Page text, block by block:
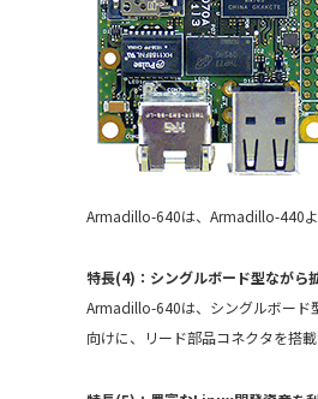
Armadillo-640は、Armadillo-440
特長(4)：シングルボード型ながら
Armadillo-640は、シングルボード
向けに、リード部品コネクタを搭